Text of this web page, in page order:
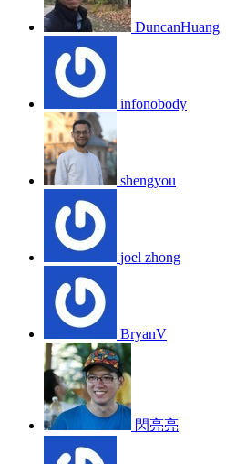
DuncanHuang
infonobody
shengyou
joel zhong
BryanV
閃亮亮